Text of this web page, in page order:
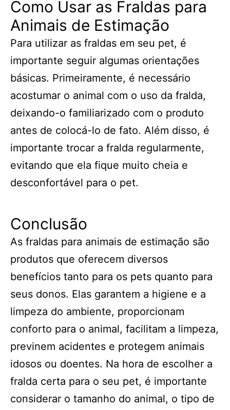
Como Usar as Fraldas para
Animais de Estimação
Para utilizar as fraldas em seu pet, é
importante seguir algumas orientações
básicas. Primeiramente, é necessário
acostumar o animal com o uso da fralda,
deixando-o familiarizado com o produto
antes de colocá-lo de fato. Além disso, é
importante trocar a fralda regularmente,
evitando que ela fique muito cheia e
desconfortável para o pet.
Conclusão
As fraldas para animais de estimação são
produtos que oferecem diversos
benefícios tanto para os pets quanto para
seus donos. Elas garantem a higiene e a
limpeza do ambiente, proporcionam
conforto para o animal, facilitam a limpeza,
previnem acidentes e protegem animais
idosos ou doentes. Na hora de escolher a
fralda certa para o seu pet, é importante
considerar o tamanho do animal, o tipo de